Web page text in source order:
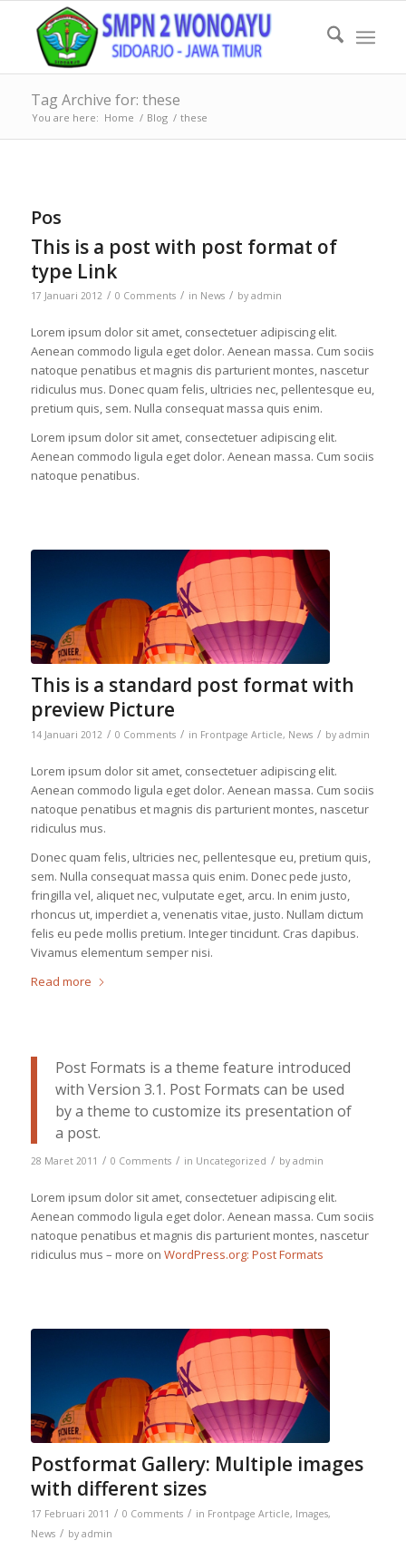
Tag Archive for: these
You are here: Home / Blog / these
Pos
This is a post with post format of
type Link
17 Januari 2012 / 0 Comments / in News / by admin
Lorem ipsum dolor sit amet, consectetuer adipiscing elit.
Aenean commodo ligula eget dolor. Aenean massa. Cum sociis
natoque penatibus et magnis dis parturient montes, nascetur
ridiculus mus. Donec quam felis, ultricies nec, pellentesque eu,
pretium quis, sem. Nulla consequat massa quis enim.
Lorem ipsum dolor sit amet, consectetuer adipiscing elit.
Aenean commodo ligula eget dolor. Aenean massa. Cum sociis
natoque penatibus.
This is a standard post format with
preview Picture
14 Januari 2012 / 0 Comments / in Frontpage Article, News / by admin
Lorem ipsum dolor sit amet, consectetuer adipiscing elit.
Aenean commodo ligula eget dolor. Aenean massa. Cum sociis
natoque penatibus et magnis dis parturient montes, nascetur
ridiculus mus.
Donec quam felis, ultricies nec, pellentesque eu, pretium quis,
sem. Nulla consequat massa quis enim. Donec pede justo,
fringilla vel, aliquet nec, vulputate eget, arcu. In enim justo,
rhoncus ut, imperdiet a, venenatis vitae, justo. Nullam dictum
felis eu pede mollis pretium. Integer tincidunt. Cras dapibus.
Vivamus elementum semper nisi.
Read more
Post Formats is a theme feature introduced
with Version 3.1. Post Formats can be used
by a theme to customize its presentation of
a post.
28 Maret 2011 / 0 Comments / in Uncategorized / by admin
Lorem ipsum dolor sit amet, consectetuer adipiscing elit.
Aenean commodo ligula eget dolor. Aenean massa. Cum sociis
natoque penatibus et magnis dis parturient montes, nascetur
ridiculus mus – more on WordPress.org: Post Formats
Postformat Gallery: Multiple images
with different sizes
17 Februari 2011 / 0 Comments / in Frontpage Article, Images,
News / by admin